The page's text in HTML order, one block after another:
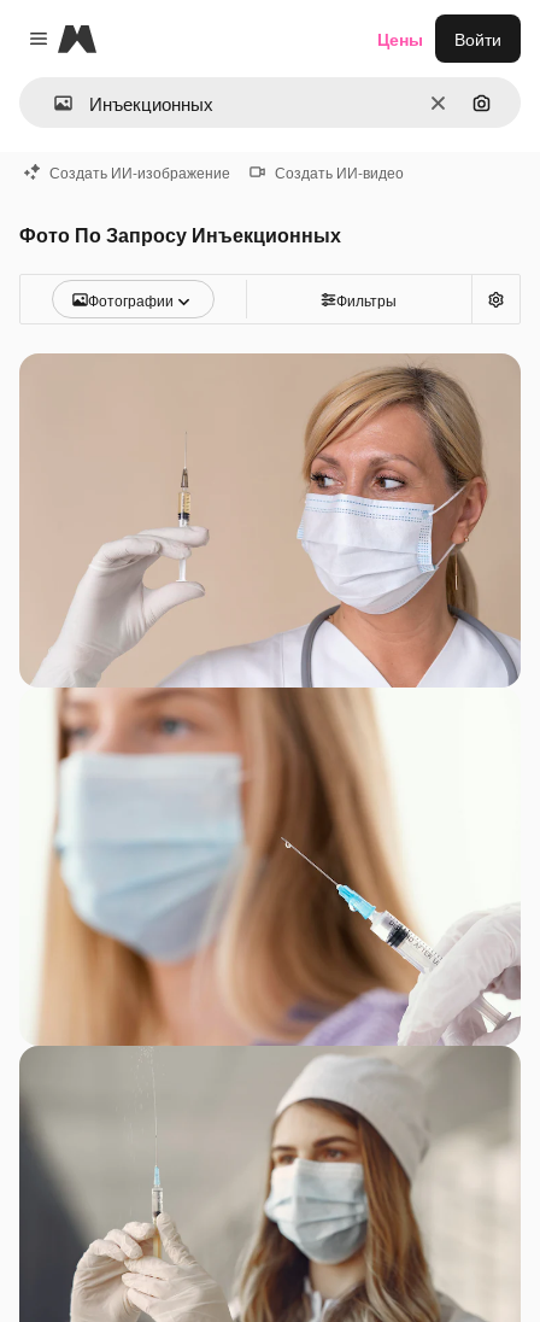
Close menu
Magnific
ОчиститьПоиск
Цены Войти
Создать ИИ-изображение Создать ИИ-видео
Фото По Запросу Инъекционных
Фотографии Фильтры